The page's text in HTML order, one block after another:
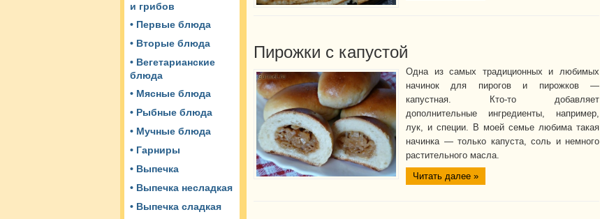
и грибов
• Первые блюда
• Вторые блюда
• Вегетарианские
блюда
• Мясные блюда
• Рыбные блюда
• Мучные блюда
• Гарниры
• Выпечка
• Выпечка несладкая
• Выпечка сладкая
Пирожки с капустой
Одна из самых традиционных и любимых
начинок для пирогов и пирожков —
капустная. Кто-то добавляет
дополнительные ингредиенты, например,
лук, и специи. В моей семье любима такая
начинка — только капуста, соль и немного
растительного масла.
Читать далее »